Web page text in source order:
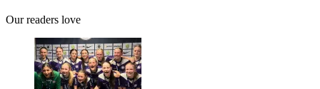
Our readers love